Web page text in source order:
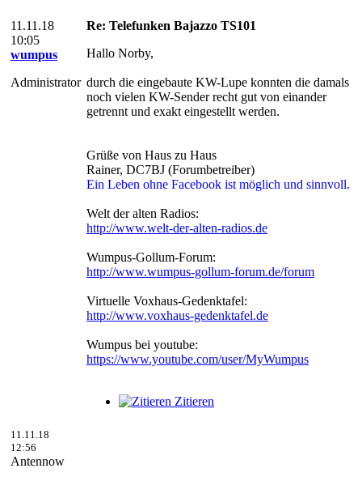
11.11.18
10:05
wumpus
Administrator
Re: Telefunken Bajazzo TS101
Hallo Norby,
durch die eingebaute KW-Lupe konnten die damals
noch vielen KW-Sender recht gut von einander
getrennt und exakt eingestellt werden.
Grüße von Haus zu Haus
Rainer, DC7BJ (Forumbetreiber)
Ein Leben ohne Facebook ist möglich und sinnvoll.
Welt der alten Radios:
http://www.welt-der-alten-radios.de
Wumpus-Gollum-Forum:
http://www.wumpus-gollum-forum.de/forum
Virtuelle Voxhaus-Gedenktafel:
http://www.voxhaus-gedenktafel.de
Wumpus bei youtube:
https://www.youtube.com/user/MyWumpus
Zitieren
11.11.18
12:56
Antennow